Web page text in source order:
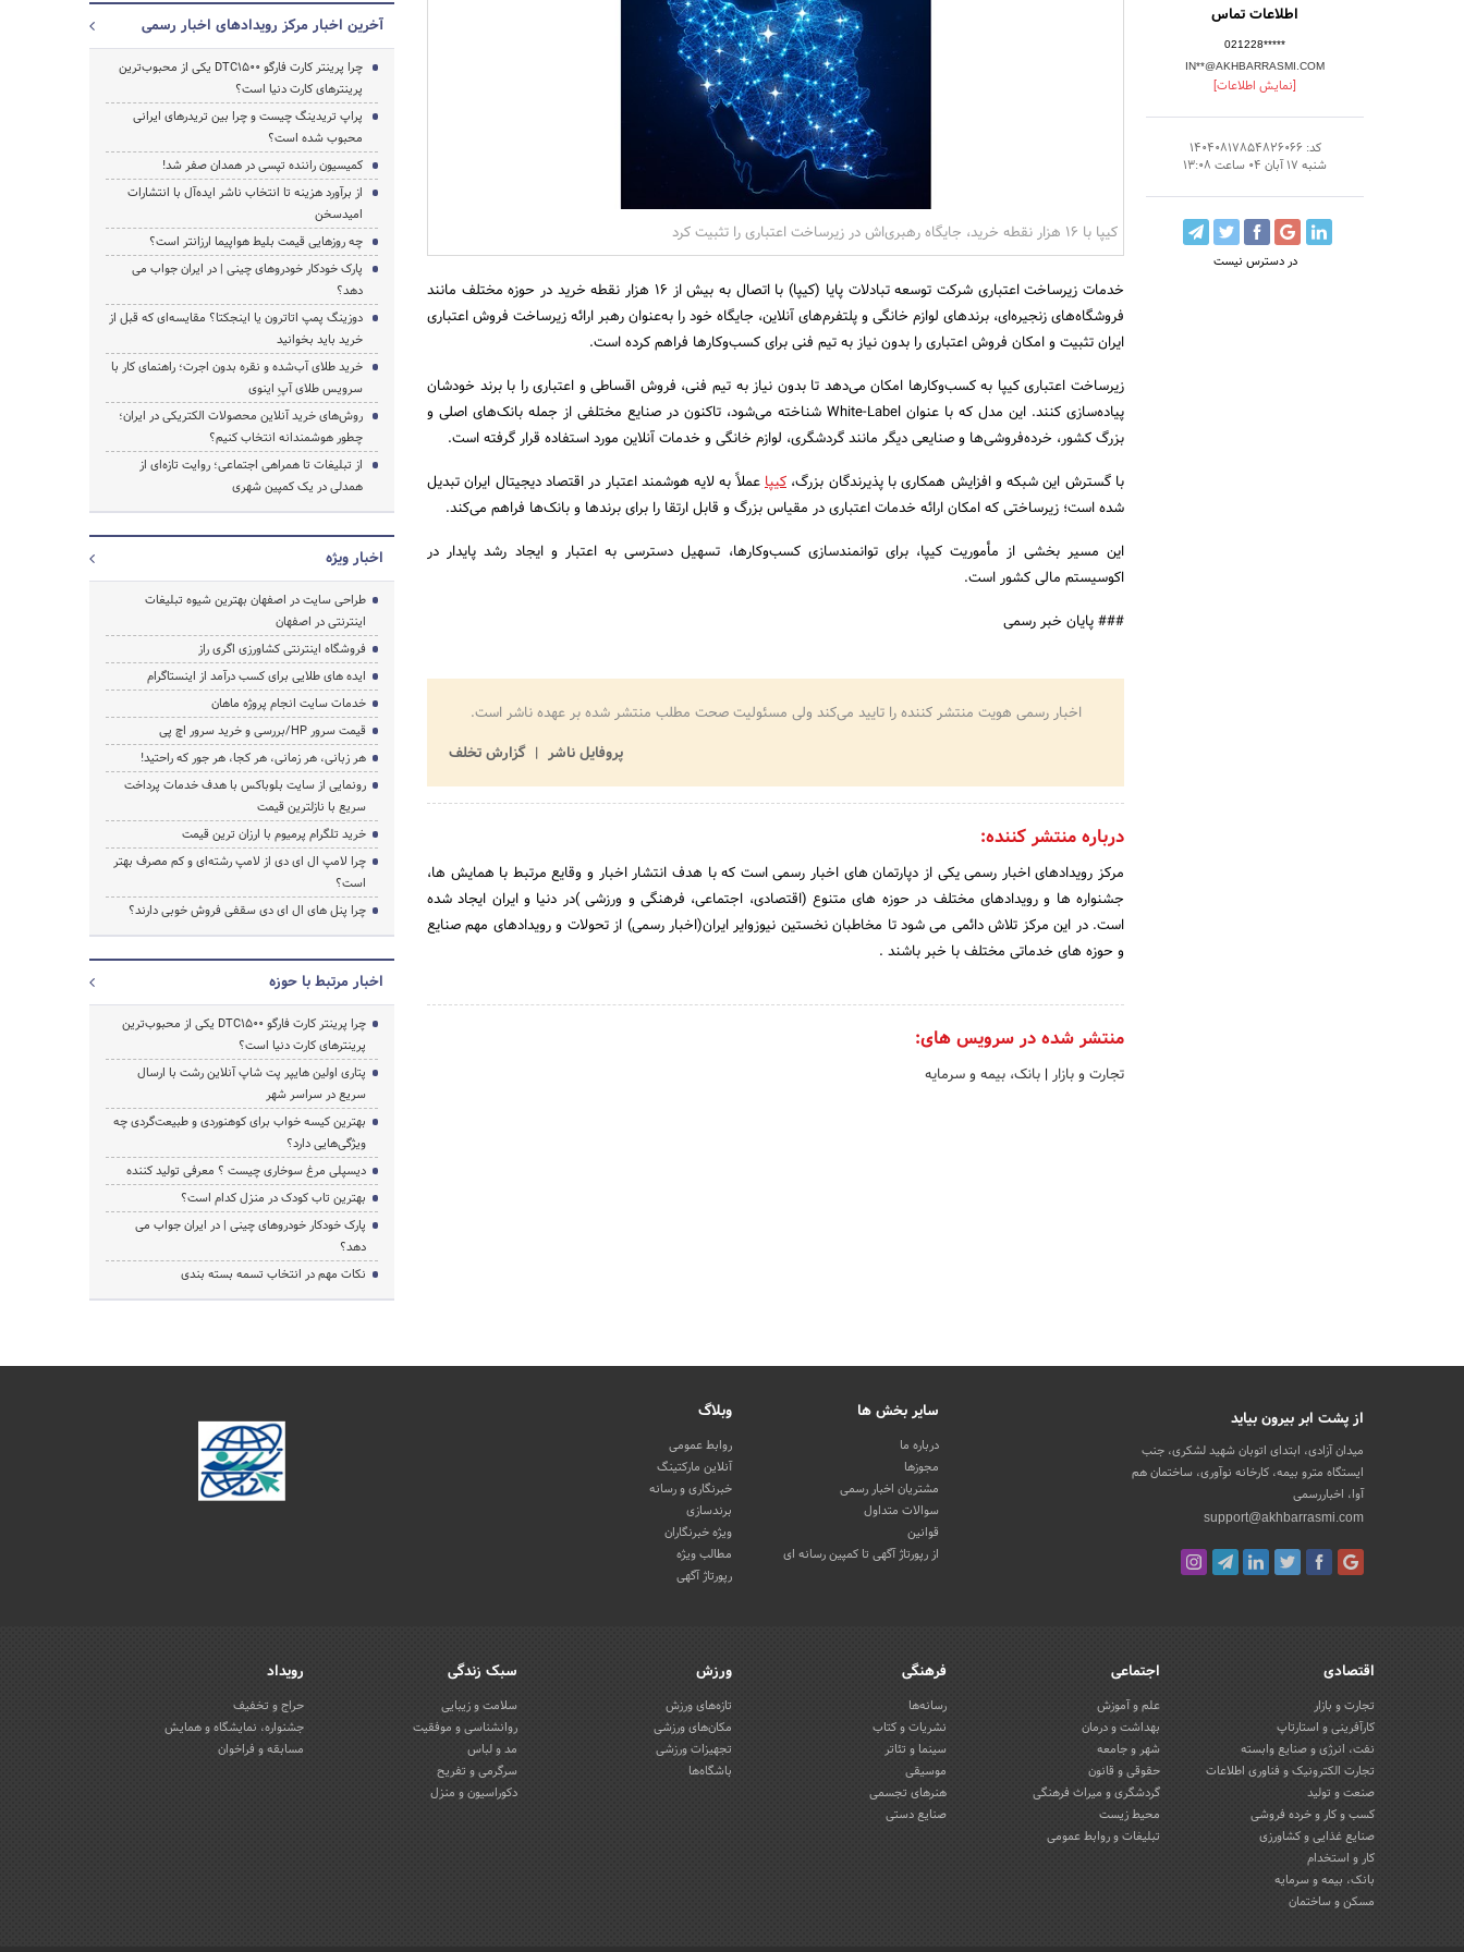
اطلاعات تماس
021228*****
IN**@AKHBARRASMI.COM
[نمایش اطلاعات]
کد: 14040817854826066
شنبه 17 آبان 04 ساعت 13:08
در دسترس نیست
کیپا با ۱۶ هزار نقطه خرید، جایگاه رهبری‌اش در زیرساخت اعتباری را تثبیت کرد
خدمات زیرساخت اعتباری شرکت توسعه تبادلات پایا (کیپا) با اتصال به بیش از ۱۶ هزار نقطه خرید در حوزه مختلف مانند
فروشگاه‌های زنجیره‌ای، برندهای لوازم خانگی و پلتفرم‌های آنلاین، جایگاه خود را به‌عنوان رهبر ارائه زیرساخت فروش اعتباری
ایران تثبیت و امکان فروش اعتباری را بدون نیاز به تیم فنی برای کسب‌وکارها فراهم کرده است.
زیرساخت اعتباری کیپا به کسب‌وکارها امکان می‌دهد تا بدون نیاز به تیم فنی، فروش اقساطی و اعتباری را با برند خودشان
پیاده‌سازی کنند. این مدل که با عنوان White-Label شناخته می‌شود، تاکنون در صنایع مختلفی از جمله بانک‌های اصلی و
بزرگ کشور، خرده‌فروشی‌ها و صنایعی دیگر مانند گردشگری، لوازم خانگی و خدمات آنلاین مورد استفاده قرار گرفته است.
با گسترش این شبکه و افزایش همکاری با پذیرندگان بزرگ، کیپاعملاً به لایه‌ هوشمند اعتبار در اقتصاد دیجیتال ایران تبدیل
شده است؛ زیرساختی که امکان ارائه‌ خدمات اعتباری در مقیاس بزرگ و قابل ارتقا را برای برندها و بانک‌ها فراهم می‌کند.
این مسیر بخشی از مأموریت کیپا، برای توانمندسازی کسب‌وکارها، تسهیل دسترسی به اعتبار و ایجاد رشد پایدار در
اکوسیستم مالی کشور است.
### پایان خبر رسمی
اخبار رسمی هویت منتشر کننده را تایید می‌کند ولی مسئولیت صحت مطلب منتشر شده بر عهده ناشر است.
پروفایل ناشر
گزارش تخلف
درباره منتشر کننده:
مرکز رویدادهای اخبار رسمی یکی از دپارتمان های اخبار رسمی است که با هدف انتشار اخبار و وقایع مرتبط با همایش ها،
جشنواره ها و رویدادهای مختلف در حوزه های متنوع (اقتصادی، اجتماعی، فرهنگی و ورزشی )در دنیا و ایران ایجاد شده
است. در این مرکز تلاش دائمی می شود تا مخاطبان نخستین نیوزوایر ایران(اخبار رسمی) از تحولات و رویدادهای مهم صنایع
و حوزه های خدماتی مختلف با خبر باشند .
منتشر شده در سرویس های:
تجارت و بازار | بانک، بیمه و سرمایه
آخرین اخبار مرکز رویدادهای اخبار رسمی
چرا پرینتر کارت فارگو DTC1500 یکی از محبوب‌ترین
پرینترهای کارت دنیا است؟
پراپ تریدینگ چیست و چرا بین تریدرهای ایرانی
محبوب شده است؟
کمیسیون راننده تپسی در همدان صفر شد!
از برآورد هزینه تا انتخاب ناشر ایده‌آل با انتشارات
امیدسخن
چه روزهایی قیمت بلیط هواپیما ارزانتر است؟
پارک خودکار خودروهای چینی | در ایران جواب می
دهد؟
دوزینگ پمپ اتاترون یا اینجکتا؟ مقایسه‌ای که قبل از
خرید باید بخوانید
خرید طلای آب‌شده و نقره بدون اجرت؛ راهنمای کار با
سرویس طلای آپِ اینوی
روش‌های خرید آنلاین محصولات الکتریکی در ایران؛
چطور هوشمندانه انتخاب کنیم؟
از تبلیغات تا همراهی اجتماعی؛ روایت تازه‌ای از
همدلی در یک کمپین شهری
اخبار ویژه
طراحی سایت در اصفهان بهترین شیوه تبلیغات
اینترنتی در اصفهان
فروشگاه اینترنتی کشاورزی اگری راز
ایده های طلایی برای کسب درآمد از اینستاگرام
خدمات سایت انجام پروژه ماهان
قیمت سرور HP/بررسی و خرید سرور اچ پی
هر زبانی، هر زمانی، هر کجا، هر جور که راحتید!
رونمایی از سایت بلوباکس با هدف خدمات پرداخت
سریع با نازلترین قیمت
خرید تلگرام پرمیوم با ارزان ترین قیمت
چرا لامپ ال ای دی از لامپ رشته‌ای و کم مصرف بهتر
است؟
چرا پنل های ال ای دی سقفی فروش خوبی دارند؟
اخبار مرتبط با حوزه
چرا پرینتر کارت فارگو DTC1500 یکی از محبوب‌ترین
پرینترهای کارت دنیا است؟
پتاری اولین هایپر پت شاپ آنلاین رشت با ارسال
سریع در سراسر شهر
بهترین کیسه خواب برای کوهنوردی و طبیعت‌گردی چه
ویژگی‌هایی دارد؟
دیسپلی مرغ سوخاری چیست ؟ معرفی تولید کننده
بهترین تاب کودک در منزل کدام است؟
پارک خودکار خودروهای چینی | در ایران جواب می
دهد؟
نکات مهم در انتخاب تسمه بسته بندی
از پشت ابر بیرون بیاید
میدان آزادی، ابتدای اتوبان شهید لشکری، جنب
ایستگاه مترو بیمه، کارخانه نوآوری، ساختمان هم
آوا، اخباررسمی
support@akhbarrasmi.com
سایر بخش ها
درباره ما
مجوزها
مشتریان اخبار رسمی
سوالات متداول
قوانین
از رپورتاژ آگهی تا کمپین رسانه ای
وبلاگ
روابط عمومی
آنلاین مارکتینگ
خبرنگاری و رسانه
برندسازی
ویژه خبرنگاران
مطالب ویژه
رپورتاژ آگهی
اقتصادی
تجارت و بازار
کارآفرینی و استارتاپ
نفت، انرژی و صنایع وابسته
تجارت الکترونیک و فناوری اطلاعات
صنعت و تولید
کسب و کار و خرده فروشی
صنایع غذایی و کشاورزی
کار و استخدام
بانک، بیمه و سرمایه
مسکن و ساختمان
اجتماعی
علم و آموزش
بهداشت و درمان
شهر و جامعه
حقوقی و قانون
گردشگری و میراث فرهنگی
محیط زیست
تبلیغات و روابط عمومی
فرهنگی
رسانه‌ها
نشریات و کتاب
سینما و تئاتر
موسیقی
هنرهای تجسمی
صنایع دستی
ورزش
تازه‌های ورزش
مکان‌های ورزشی
تجهیزات ورزشی
باشگاه‌ها
سبک زندگی
سلامت و زیبایی
روانشناسی و موفقیت
مد و لباس
سرگرمی و تفریح
دکوراسیون و منزل
رویداد
حراج و تخفیف
جشنواره، نمایشگاه و همایش
مسابقه و فراخوان